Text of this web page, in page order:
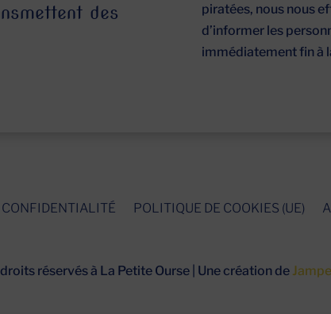
des
piratées, nous nous
d’informer les
immédiatement fin à
POLITIQUE DE COOKIES (UE)
réservés à La Petite Ourse | Une création de